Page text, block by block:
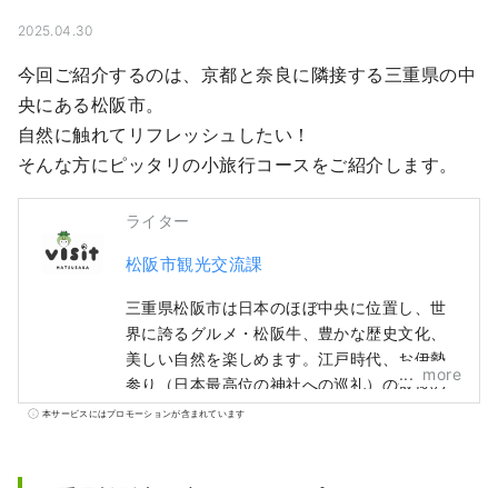
2025.04.30
今回ご紹介するのは、京都と奈良に隣接する三重県の中
央にある松阪市。
自然に触れてリフレッシュしたい！
そんな方にピッタリの小旅行コースをご紹介します。
ライター
松阪市観光交流課
三重県松阪市は日本のほぼ中央に位置し、世
界に誇るグルメ・松阪牛、豊かな歴史文化、
美しい自然を楽しめます。江戸時代、お伊勢
参り（日本最高位の神社への巡礼）の最後の
宿場町であった松阪は、多くの人やものが行
more
本サービスにはプロモーションが含まれています